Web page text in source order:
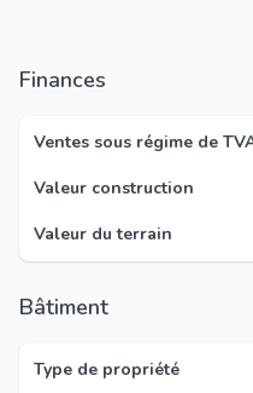
Finances
Ventes sous régime de
Valeur construction
Valeur du terrain
Bâtiment
Type de propriété